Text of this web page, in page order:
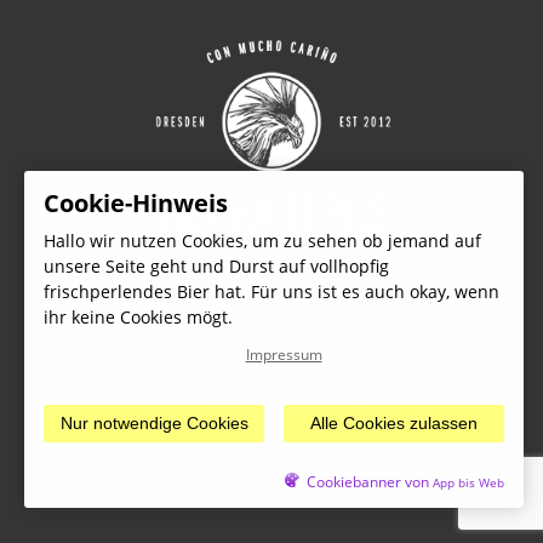
© 2026 VIER VOGEL PILS GmbH
Impressum Datenschutzerklärung
Cookie-Hinweis
Hallo wir nutzen Cookies, um zu sehen ob jemand auf
unsere Seite geht und Durst auf vollhopfig
frischperlendes Bier hat. Für uns ist es auch okay, wenn
ihr keine Cookies mögt.
Impressum
Nur notwendige Cookies Alle Cookies zulassen
Cookiebanner von App bis Web